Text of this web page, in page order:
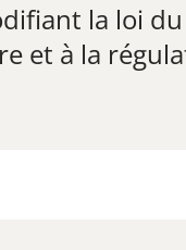
la loi
et à la